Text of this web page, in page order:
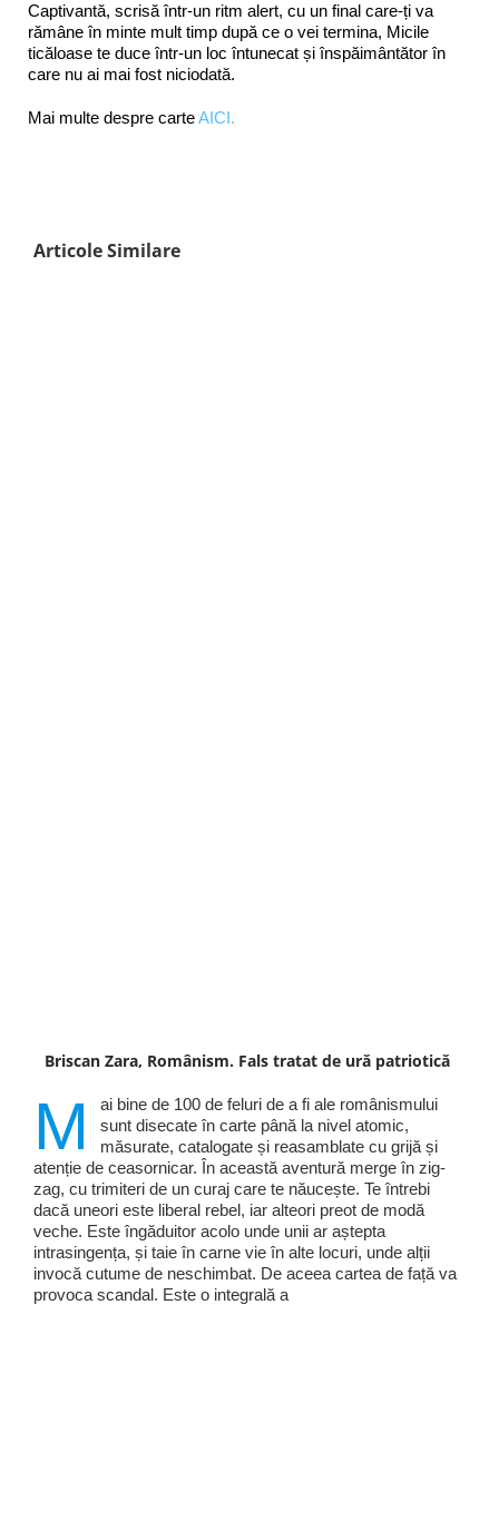
Captivantă, scrisă într-un ritm alert, cu un final care-ți va
rămâne în minte mult timp după ce o vei termina, Micile
ticăloase te duce într-un loc întunecat și înspăimântător în
care nu ai mai fost niciodată.
Mai multe despre carteAICI.
Articole Similare
Briscan Zara, Românism. Fals tratat de ură patriotică
M
ai bine de 100 de feluri de a fi ale românismului
sunt disecate în carte până la nivel atomic,
măsurate, catalogate și reasamblate cu grijă și
atenție de ceasornicar. În această aventură merge în zig-
zag, cu trimiteri de un curaj care te năucește. Te întrebi
dacă uneori este liberal rebel, iar alteori preot de modă
veche. Este îngăduitor acolo unde unii ar aștepta
intrasingența, și taie în carne vie în alte locuri, unde alții
invocă cutume de neschimbat. De aceea cartea de față va
provoca scandal. Este o integrală a